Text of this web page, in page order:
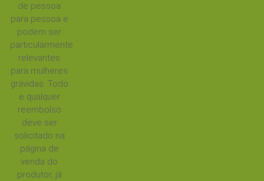
de pessoa
para pessoa e
podem ser
particularmente
relevantes
para mulheres
grávidas. Todo
e qualquer
reembolso
deve ser
solicitado na
página de
venda do
produtor, já